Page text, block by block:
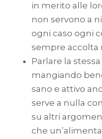
in merito alle
non servono a
ogni caso ogni
sempre accolta
Parlare la
mangiando
sano e attivo
serve a nulla
su altri
che